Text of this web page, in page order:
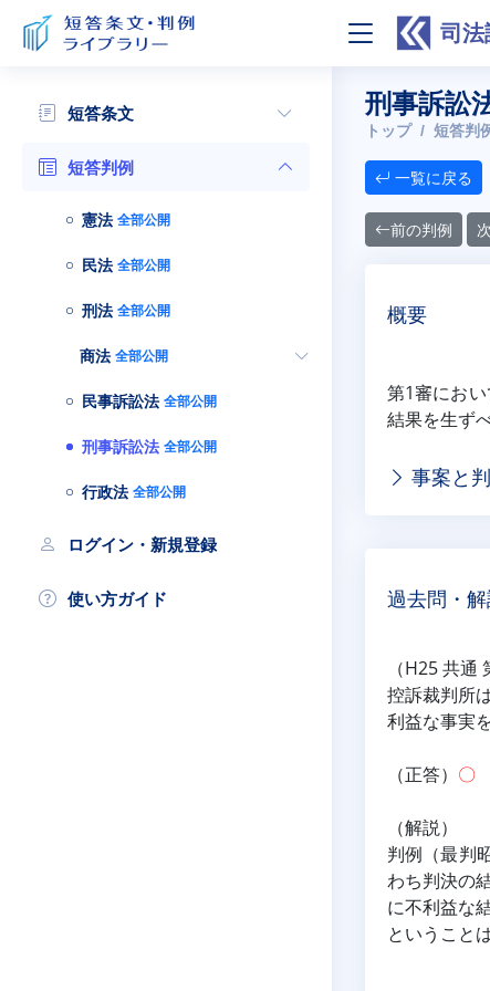
司
短答条文
短答判例
憲法 全部公開
民法 全部公開
刑法 全部公開
商法 全部公開
民事訴訟法 全部公開
刑事訴訟法 全部公開
行政法 全部公開
ログイン・新規登録
使い方ガイド
刑事訴訟
トップ 短答判
一覧に戻る
前の判例
概要
第1審にお
結果を生ず
事案と
過去問・
（H25 共通
控訴裁判所
利益な事実
（正答） 〇
（解説）
判例（最判
わち判決の
に不利益な
ということ